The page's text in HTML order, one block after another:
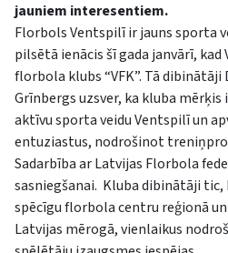
jauniem interesentiem.
Florbols Ventspilī ir jauns sporta
pilsētā ienācis šī gada janvārī,
florbola klubs “VFK”. Tā dibinātāji
Grīnbergs uzsver, ka kluba
aktīvu sporta veidu Ventspilī un
entuziastus, nodrošinot
Sadarbība ar Latvijas Florbola
sasniegšanai. Kluba dibinātāji tic,
spēcīgu florbola centru reģionā
Latvijas mērogā, vienlaikus